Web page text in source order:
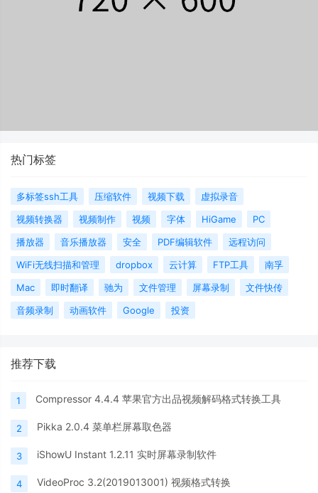
热门标签
多标签ssh工具 压缩软件 视频下载
虚拟录音
视频转换器
视频制作 视频 字体 HiGame
PC
播放器
音乐播放器 安全 PDF编辑软件
远程访问
WiFi无线扫描和管理
dropbox 云计算 FTP工具
南孚
Mac
即时翻译 驰为 文件管理 屏幕录制
文件快传
音频录制
动画软件 Google 投资
推荐下载
1 Compressor 4.4.4 苹果官方出品视频解码格式转换工具
2 Pikka 2.0.4 菜单栏屏幕取色器
3 iShowU Instant 1.2.11 实时屏幕录制软件
4 VideoProc 3.2(2019013001) 视频格式转换